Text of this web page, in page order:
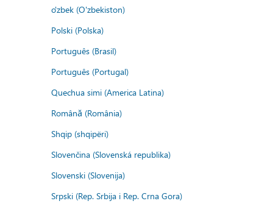
o'zbek (O'zbekiston)
Polski (Polska)
Português (Brasil)
Português (Portugal)
Quechua simi (America Latina)
Română (România)
Shqip (shqipëri)
Slovenčina (Slovenská republika)
Slovenski (Slovenija)
Srpski (Rep. Srbija i Rep. Crna Gora)